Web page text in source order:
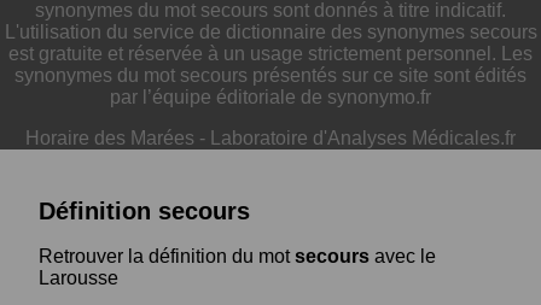
synonymes du mot secours sont donnés à titre indicatif.
L'utilisation du service de dictionnaire des synonymes secours
est gratuite et réservée à un usage strictement personnel. Les
synonymes du mot secours présentés sur ce site sont édités
par l’équipe éditoriale de synonymo.fr
Horaire des Marées - Laboratoire d'Analyses Médicales.fr
Définition secours
Retrouver la définition du motsecours avec le
Larousse